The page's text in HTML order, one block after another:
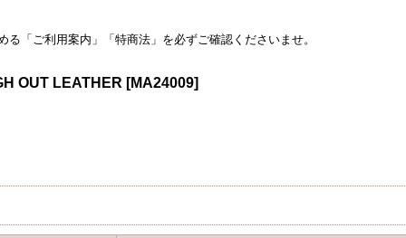
「ご利用案内」「特商法」を必ずご確認くださいませ。
OUT LEATHER [MA24009]